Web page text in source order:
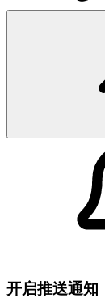
开启推送通知